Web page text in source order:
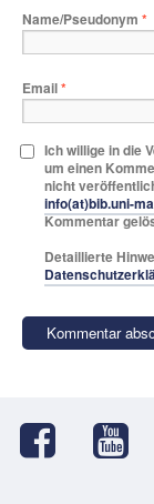
Name/Pseudonym *
Email*
Ich willige in die
um einen
nicht
info(at)bib.uni-
Kommentar
Detaillierte